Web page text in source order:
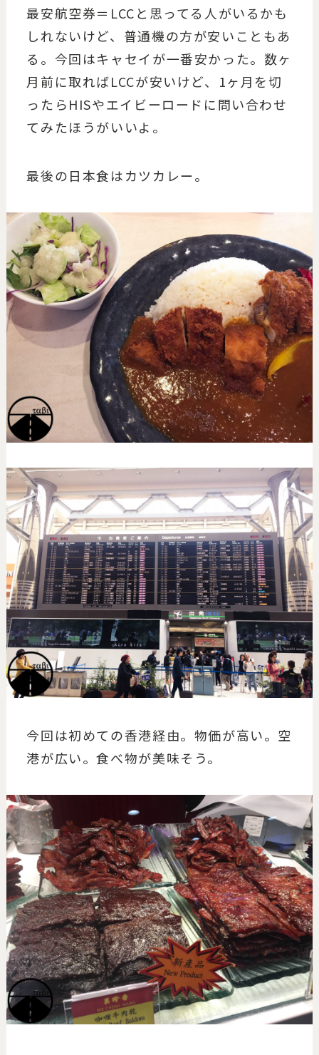
最安航空券＝LCCと思ってる人がいるかも
しれないけど、普通機の方が安いこともあ
る。今回はキャセイが一番安かった。数ヶ
月前に取ればLCCが安いけど、1ヶ月を切
ったらHISやエイビーロードに問い合わせ
てみたほうがいいよ。
最後の日本食はカツカレー。
今回は初めての香港経由。物価が高い。空
港が広い。食べ物が美味そう。